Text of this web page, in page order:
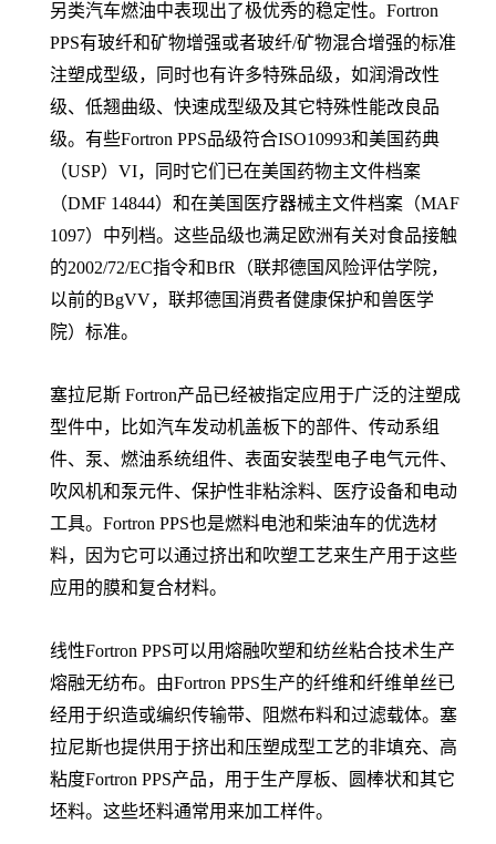
另类汽车燃油中表现出了极优秀的稳定性。Fortron
PPS有玻纤和矿物增强或者玻纤/矿物混合增强的标准
注塑成型级，同时也有许多特殊品级，如润滑改性
级、低翘曲级、快速成型级及其它特殊性能改良品
级。有些Fortron PPS品级符合ISO10993和美国药典
（USP）VI，同时它们已在美国药物主文件档案
（DMF 14844）和在美国医疗器械主文件档案（MAF
1097）中列档。这些品级也满足欧洲有关对食品接触
的2002/72/EC指令和BfR（联邦德国风险评估学院，
以前的BgVV，联邦德国消费者健康保护和兽医学
院）标准。
塞拉尼斯 Fortron产品已经被指定应用于广泛的注塑成
型件中，比如汽车发动机盖板下的部件、传动系组
件、泵、燃油系统组件、表面安装型电子电气元件、
吹风机和泵元件、保护性非粘涂料、医疗设备和电动
工具。Fortron PPS也是燃料电池和柴油车的优选材
料，因为它可以通过挤出和吹塑工艺来生产用于这些
应用的膜和复合材料。
线性Fortron PPS可以用熔融吹塑和纺丝粘合技术生产
熔融无纺布。由Fortron PPS生产的纤维和纤维单丝已
经用于织造或编织传输带、阻燃布料和过滤载体。塞
拉尼斯也提供用于挤出和压塑成型工艺的非填充、高
粘度Fortron PPS产品，用于生产厚板、圆棒状和其它
坯料。这些坯料通常用来加工样件。